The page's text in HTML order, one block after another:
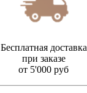
Бесплатная доставка
при заказе
от 5'000 руб